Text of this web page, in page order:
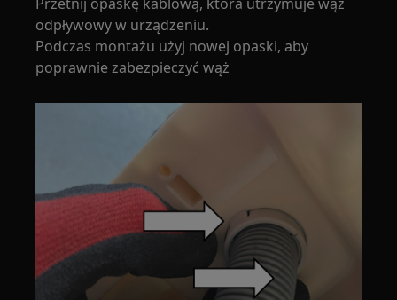
odpływowy w urządzeniu.
Podczas montażu użyj nowej opaski, aby
poprawnie zabezpieczyć wąż